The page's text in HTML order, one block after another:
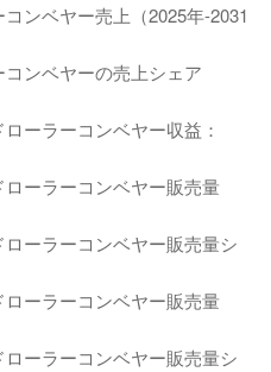
ンベヤー売上（2025年-2031
ンベヤーの売上シェア
ーラーコンベヤー収益：
ローラーコンベヤー販売量
ーラーコンベヤー販売量シ
ローラーコンベヤー販売量
ーラーコンベヤー販売量シ